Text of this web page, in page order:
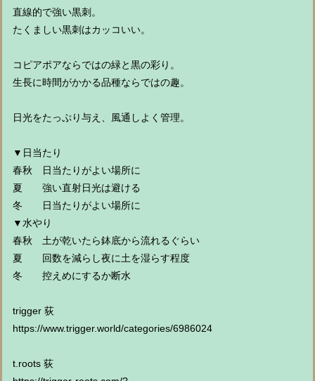
直線的で強い黒刺。
たくましい黒刺はカッコいい。
コピアポアならではの緑と黒の彩り。
生長に時間がかかる品種ならではの趣。
日光をたっぷり与え、風通しよく管理。
▼日当たり
春秋 日当たりがよい場所に
夏 強い直射日光は避ける
冬 日当たりがよい場所に
▼水やり
春秋 土が乾いたら鉢底から流れるぐらい
夏 回数を減らし夜に土を湿らす程度
冬 控えめにするか断水
trigger 荻
https://www.trigger.world/categories/6986024
t.roots 荻